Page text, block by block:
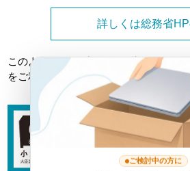
詳しくは総務省
このようなトラブルに巻き込まれない
をご利用ください。
ご検討中の方に